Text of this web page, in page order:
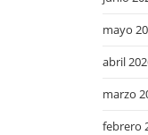
mayo
abril
marzo
febrero